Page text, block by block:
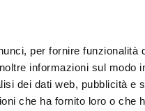
per fornire funzionalità
informazioni sul modo
dei dati web, pubblicità e
che ha fornito loro o che